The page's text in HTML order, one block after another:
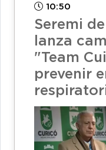
10:50
Seremi
lanza
"Team
prevenir